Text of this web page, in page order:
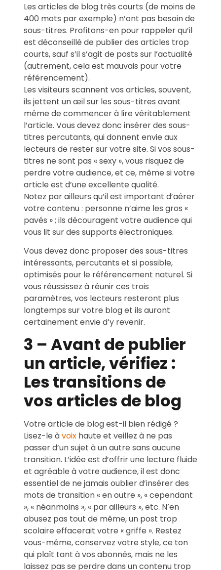
Les articles de blog très courts (de moins de
400 mots par exemple) n’ont pas besoin de
sous-titres. Profitons-en pour rappeler qu’il
est déconseillé de publier des articles trop
courts, sauf s’il s’agit de posts sur l’actualité
(autrement, cela est mauvais pour votre
référencement).
Les visiteurs scannent vos articles, souvent,
ils jettent un œil sur les sous-titres avant
même de commencer à lire véritablement
l’article. Vous devez donc insérer des sous-
titres percutants, qui donnent envie aux
lecteurs de rester sur votre site. Si vos sous-
titres ne sont pas « sexy », vous risquez de
perdre votre audience, et ce, même si votre
article est d’une excellente qualité.
Notez par ailleurs qu’il est important d’aérer
votre contenu : personne n’aime les gros «
pavés » ; ils découragent votre audience qui
vous lit sur des supports électroniques.
Vous devez donc proposer des sous-titres
intéressants, percutants et si possible,
optimisés pour le référencement naturel. Si
vous réussissez à réunir ces trois
paramètres, vos lecteurs resteront plus
longtemps sur votre blog et ils auront
certainement envie d’y revenir.
3 – Avant de publier
un article, vérifiez :
Les transitions de
vos articles de blog
Votre article de blog est-il bien rédigé ?
Lisez-le àvoix haute et veillez à ne pas
passer d’un sujet à un autre sans aucune
transition. L’idée est d’offrir une lecture fluide
et agréable à votre audience, il est donc
essentiel de ne jamais oublier d’insérer des
mots de transition « en outre », « cependant
», « néanmoins », « par ailleurs », etc. N’en
abusez pas tout de même, un post trop
scolaire effacerait votre « griffe ». Restez
vous-même, conservez votre style, ce ton
qui plaît tant à vos abonnés, mais ne les
laissez pas se perdre dans un contenu trop